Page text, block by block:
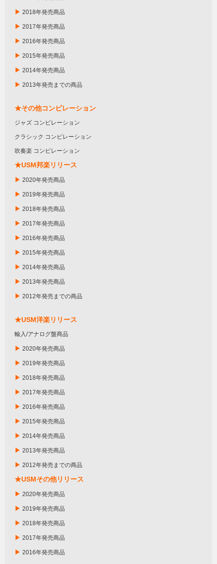
▶ 2018年発売商品
▶ 2017年発売商品
▶ 2016年発売商品
▶ 2015年発売商品
▶ 2014年発売商品
▶ 2013年発売までの商品
★その他コンピレーション
ジャズ コンピレーション
クラシック コンピレーション
吹奏楽 コンピレーション
★USM邦楽リリース
▶ 2020年発売商品
▶ 2019年発売商品
▶ 2018年発売商品
▶ 2017年発売商品
▶ 2016年発売商品
▶ 2015年発売商品
▶ 2014年発売商品
▶ 2013年発売商品
▶ 2012年発売までの商品
★USM洋楽リリース
輸入/アナログ盤商品
▶ 2020年発売商品
▶ 2019年発売商品
▶ 2018年発売商品
▶ 2017年発売商品
▶ 2016年発売商品
▶ 2015年発売商品
▶ 2014年発売商品
▶ 2013年発売商品
▶ 2012年発売までの商品
★USMその他リリース
▶ 2020年発売商品
▶ 2019年発売商品
▶ 2018年発売商品
▶ 2017年発売商品
▶ 2016年発売商品